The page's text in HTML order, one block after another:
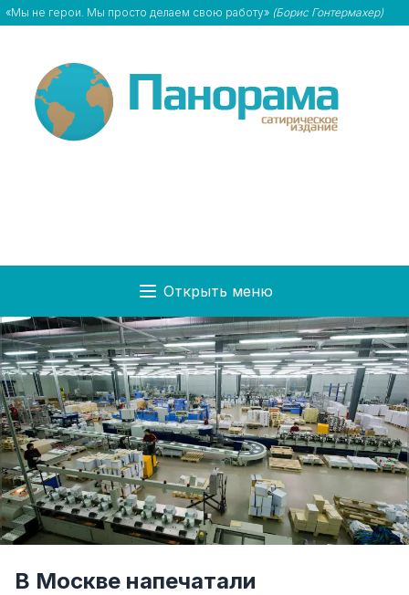
«Мы не герои. Мы просто делаем свою работу» (Борис Гонтермахер)
Открыть меню
В Москве напечатали